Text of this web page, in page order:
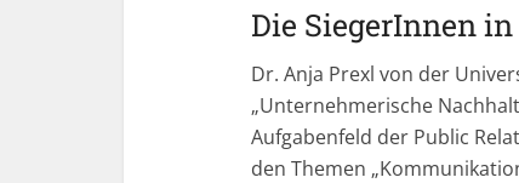
Die SiegerInnen
Dr. Anja Prexl von der
„Unternehmerische
Aufgabenfeld der Public
den Themen